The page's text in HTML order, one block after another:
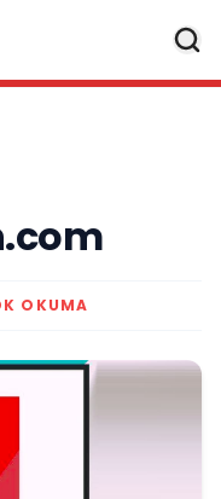
OKUMA